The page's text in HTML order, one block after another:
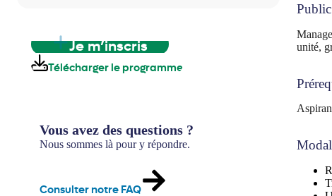
Je m’inscris
Télécharger le programme
Vous avez des questions ?
Nous sommes là pour y répondre.
Consulter notre FAQ
unité,